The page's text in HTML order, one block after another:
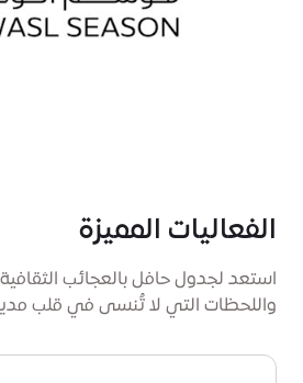
الفعاليات المميزة
استعد لجدول حافل بالعجائب الثقافية
واللحظات التي لا تُنسى في قلب